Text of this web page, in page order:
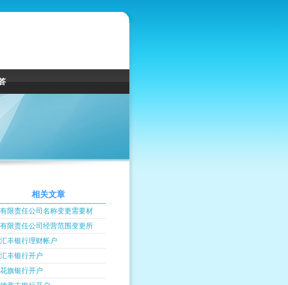
相关文章
有限责任公司名称变更需要材
有限责任公司经营范围变更所
汇丰银行理财帐户
汇丰银行开户
花旗银行开户